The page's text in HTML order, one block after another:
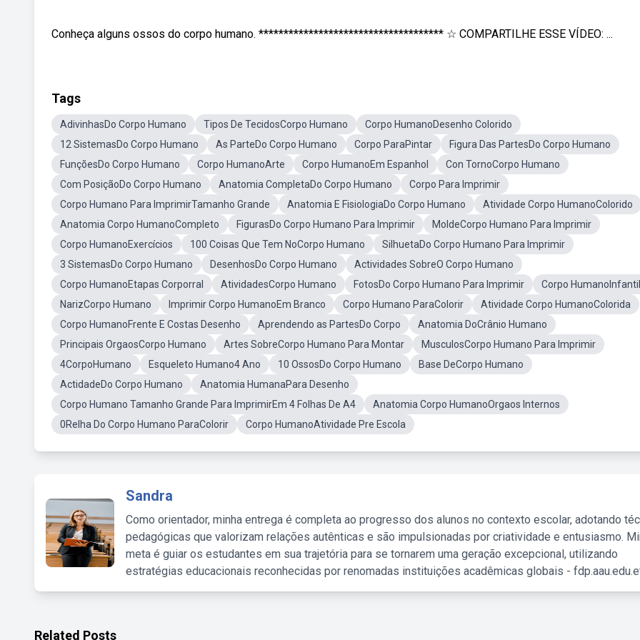
Conheça alguns ossos do corpo humano. ************************************* ☆ COMPARTILHE ESSE VÍDEO: ...
Tags
AdivinhasDo Corpo Humano Tipos De TecidosCorpo Humano
Corpo HumanoDesenho Colorido
12 SistemasDo Corpo Humano
As ParteDo Corpo Humano Corpo ParaPintar
Figura Das PartesDo Corpo Humano
FunçõesDo Corpo Humano
Corpo HumanoArte Corpo HumanoEm Espanhol
Con TornoCorpo Humano
Com PosiçãoDo Corpo Humano
Anatomia CompletaDo Corpo Humano
Corpo Para Imprimir
Corpo Humano Para ImprimirTamanho Grande
Anatomia E FisiologiaDo Corpo Humano
Atividade Corpo HumanoColorido
Anatomia Corpo HumanoCompleto
FigurasDo Corpo Humano Para Imprimir
MoldeCorpo Humano Para Imprimir
Corpo HumanoExercícios
100 Coisas Que Tem NoCorpo Humano
SilhuetaDo Corpo Humano Para Imprimir
3 SistemasDo Corpo Humano
DesenhosDo Corpo Humano
Actividades SobreO Corpo Humano
Corpo HumanoEtapas Corporral
AtividadesCorpo Humano FotosDo Corpo Humano Para Imprimir
Corpo HumanoInfantil
NarizCorpo Humano
Imprimir Corpo HumanoEm Branco Corpo Humano ParaColorir
Atividade Corpo HumanoColorida
Corpo HumanoFrente E Costas Desenho
Aprendendo as PartesDo Corpo
Anatomia DoCrânio Humano
Principais OrgaosCorpo Humano
Artes SobreCorpo Humano Para Montar
MusculosCorpo Humano Para Imprimir
4CorpoHumano
Esqueleto Humano4 Ano 10 OssosDo Corpo Humano
Base DeCorpo Humano
ActidadeDo Corpo Humano
Anatomia HumanaPara Desenho
Corpo Humano Tamanho Grande Para ImprimirEm 4 Folhas De A4
Anatomia Corpo HumanoOrgaos Internos
0Relha Do Corpo Humano ParaColorir
Corpo HumanoAtividade Pre Escola
Sandra
Como orientador, minha entrega é completa ao progresso dos alunos no contexto escolar, adotando
pedagógicas que valorizam relações autênticas e são impulsionadas por criatividade e entusiasmo.
meta é guiar os estudantes em sua trajetória para se tornarem uma geração excepcional, utilizando
estratégias educacionais reconhecidas por renomadas instituições acadêmicas globais -
Related Posts